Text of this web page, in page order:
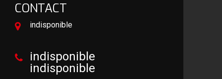
CONTACT
indisponible
indisponible
indisponible